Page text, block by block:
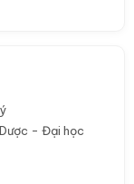
- Đại học